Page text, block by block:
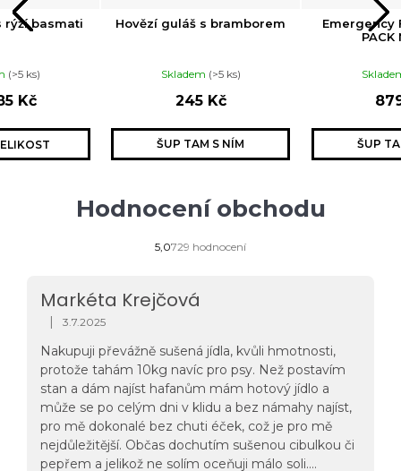
rýží basmati
(>5 ks)
Kč
Hovězí guláš s bramborem
Skladem (>5 ks)
245 Kč
ŠUP TAM S NÍM
Emergency
PACK
ŠUP
Hodnocení obchodu
5,0Průměrné
5,0
hvězdiček.
729 hodnocení
Markéta Krejčová
Hodnocení obchodu je 5 z 5 hvězdiček.
| 3.7.2025
Nakupuji převážně sušená jídla, kvůli hmotnosti,
protože tahám 10kg navíc pro psy. Než postavím
stan a dám najíst hafanům mám hotový jídlo a
může se po celým dni v klidu a bez námahy najíst,
pro mě dokonalé bez chuti éček, což je pro mě
nejdůležitější. Občas dochutím sušenou cibulkou či
pepřem a jelikož ne solím oceňuji málo soli.